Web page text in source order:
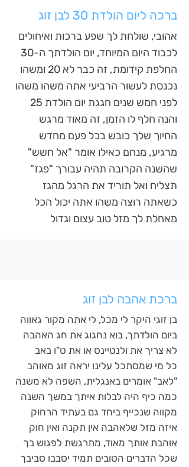
ברכה ליום הולדת 30 לבן זוג
אהובי, שולחת לך שפע ברכות ואיחולים
לכבוד היום המיוחד, יום הולדתך ה-30
החלפת קידומת, זה כבר לא 20 ומשהו
נכנסת לעשור הרביעי אתה משהו משהו
לפני חמש שנים חגגת יום הולדת 25
והנה חלף לו הזמן, זה מאוד מרגש
החיוך שלך כובש בכל פעם מחדש
מרגיע, מנחם כאילו אומר "אל חשש"
שהשנה הקרובה תהיה עבורך "פגז"
תצליח ואל תוריד את הרגל מהגז
כשאתה רוצה משהו אתה יכול הכל
מאחלת לך מזל טוב עצום וגדול
ברכת אהבה לבן זוג
בן זוגי היקר לי מכל, לי אתה מקור גאווה
ביום הולדתך, בוא נחגוג את חג האהבה
לא צריך את ולנטיינס או את ט"ו באב
כל מי שמסתכל עלינו יראה זוג מאוהב
"לאב" אומרים באנגלית, השפה לא משנה
כמה כיף היה לבלות איתך במשך השנה
מקווה שנכייף ביחד גם בעתיד הרחוק
איזה מזל שלאהבה אין תקנה ואין חוק
אוהבת אותך מאוד, מתרגשת לפגוש בך
שכל הדברים הטובים תמיד יסבבו סביבך